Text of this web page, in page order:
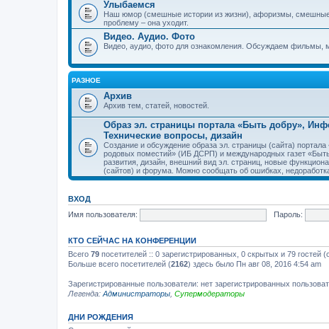
Улыбаемся
Наш юмор (смешные истории из жизни), афоризмы,
проблему – она уходит.
Видео. Аудио. Фото
Видео, аудио, фото для ознакомления. Обсуждаем фильмы,
РАЗНОЕ
Архив
Архив тем, статей, новостей.
Образ эл. страницы портала «Быть добру»,
Технические вопросы, дизайн
Создание и обсуждение образа эл. страницы (сайта)
родовых поместий» (ИБ ДСРП) и международных газет
развития, дизайн, внешний вид эл. страниц, новые
(сайтов) и форума. Можно сообщать об ошибках,
ВХОД
Имя пользователя:
Пароль:
КТО СЕЙЧАС НА КОНФЕРЕНЦИИ
Всего 79 посетителей :: 0 зарегистрированных, 0 скрытых и 79 гостей
Больше всего посетителей (2162) здесь было Пн авг 08, 2016 4:54 am
Зарегистрированные пользователи: нет зарегистрированных
Легенда: Администраторы Супермодераторы
ДНИ РОЖДЕНИЯ